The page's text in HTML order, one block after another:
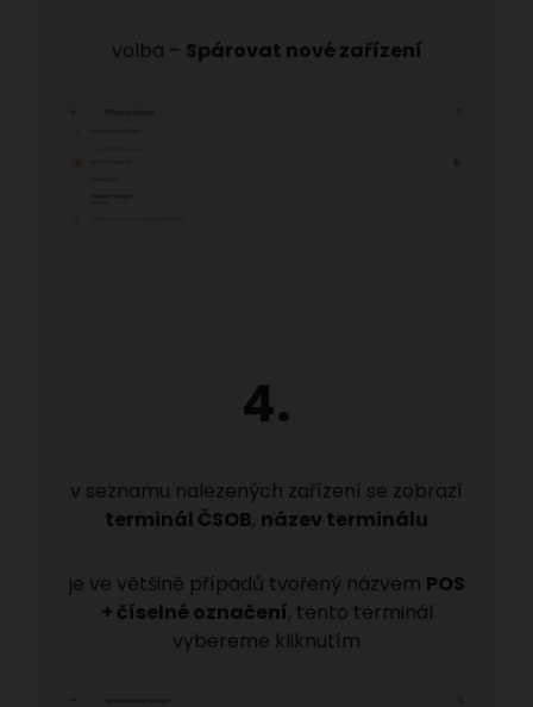
volba – Spárovat nové zařízení
4.
v seznamu nalezených zařízení se zobrazí
terminál ČSOB, název terminálu
je ve většině případů tvořený názvem POS
+ číselné označení, tento terminál
vybereme kliknutím